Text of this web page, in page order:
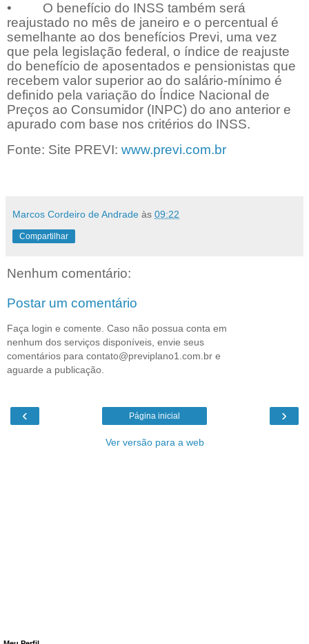
• O benefício do INSS também será
reajustado no mês de janeiro e o percentual é
semelhante ao dos benefícios Previ, uma vez
que pela legislação federal, o índice de reajuste
do benefício de aposentados e pensionistas que
recebem valor superior ao do salário-mínimo é
definido pela variação do Índice Nacional de
Preços ao Consumidor (INPC) do ano anterior e
apurado com base nos critérios do INSS.
Fonte: Site PREVI: www.previ.com.br
Marcos Cordeiro de Andrade às 09:22
Compartilhar
Nenhum comentário:
Postar um comentário
Faça login e comente. Caso não possua conta em
nenhum dos serviços disponíveis, envie seus
comentários para contato@previplano1.com.br e
aguarde a publicação.
‹ ›
Página inicial
Ver versão para a web